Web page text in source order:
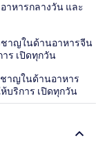
าหารกลางวัน และ
ชาญในด้านอาหารจีน
ร เปิดทุกวัน
ชาญในด้านอาหาร
บริการ เปิดทุกวัน